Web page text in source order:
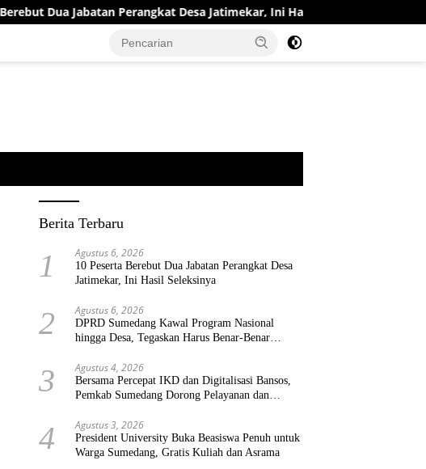
Dua Jabatan Perangkat Desa Jatimekar, Ini Hasil Seleksinya
Berita Terbaru
1 Agustus 6, 2026
10 Peserta Berebut Dua Jabatan Perangkat Desa
Jatimekar, Ini Hasil Seleksinya
2 Agustus 6, 2026
DPRD Sumedang Kawal Program Nasional
hingga Desa, Tegaskan Harus Benar-Benar
3 Agustus 4, 2026
Bersama Percepat IKD dan Digitalisasi Bansos,
Pemkab Sumedang Dorong Pelayanan dan
4 Agustus 3, 2026
President University Buka Beasiswa Penuh untuk
Warga Sumedang, Gratis Kuliah dan Asrama